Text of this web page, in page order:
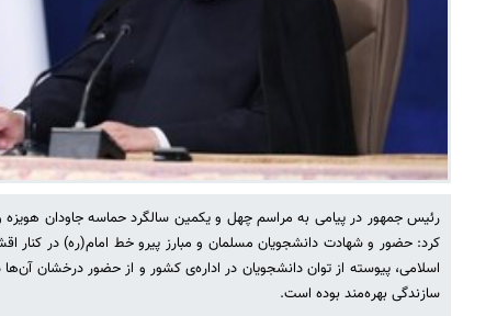
رئیس جمهور در پیامی به مراسم چهل و یکمین سالگرد حماسه جاودان هویزه
کرد: حضور و شهادت دانشجویان مسلمان و مبارز پیرو خط امام(ره) در کنار
اسلامی، پیوسته از توان دانشجویان در اداره‌ی کشور و از حضور درخشان
سازندگی بهره‌مند بوده است.